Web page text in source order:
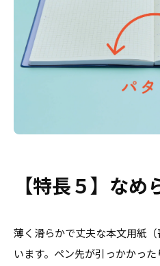
【特長５】な
薄く滑らかで丈夫な本文用紙
います。ペン先が引っかかっ